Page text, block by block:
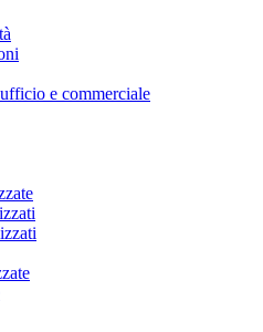
e commerciale